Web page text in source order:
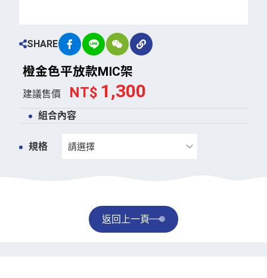
SHARE
橙金色平放款MIC架
建議售價 NT$ 1,300
組合內容
規格
返回上一頁